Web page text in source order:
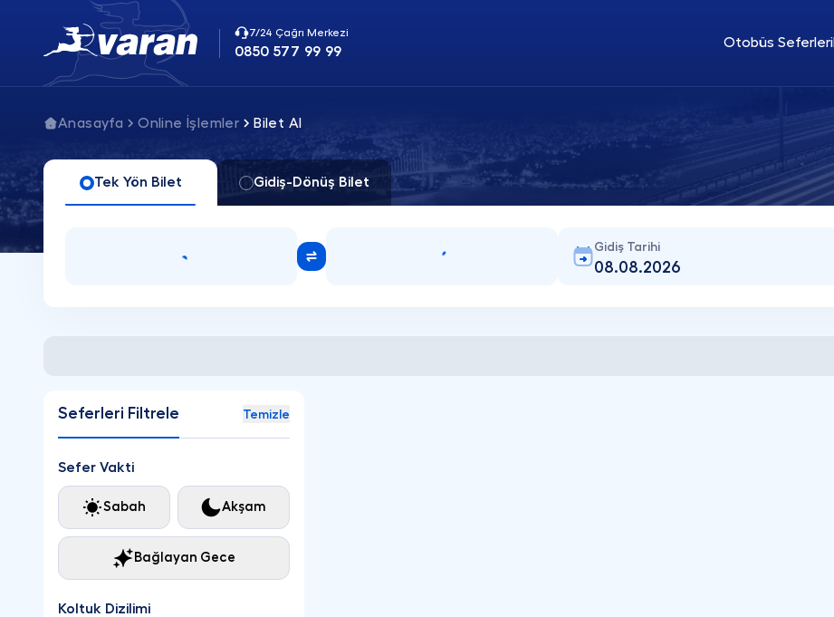
7/24 Çağrı Merkezi
0850 577 99 99
Otobüs Seferleri
Anasayfa Online İşlemler Bilet Al
Tek Yön Bilet Gidiş-Dönüş Bilet
Gidiş Tarihi
08.08.2026
Seferleri Filtrele Temizle
Sefer Vakti
Sabah Akşam
Bağlayan Gece
Koltuk Dizilimi